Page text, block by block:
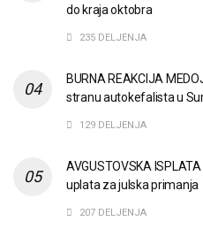
do kraja oktobra
235 DELJENJA
BURNA REAKCIJA
stranu autokefalista u
129 DELJENJA
AVGUSTOVSKA
uplata za julska primanja
207 DELJENJA